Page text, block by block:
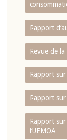
Rapport
Revue de la
Rapport sur
Rapport sur
Rapport
l‘UEMOA